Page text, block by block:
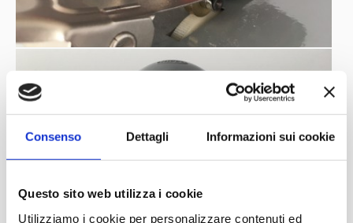
Consenso Dettagli Informazioni sui cookie
Questo sito web utilizza i cookie
Utilizziamo i cookie per personalizzare contenuti ed